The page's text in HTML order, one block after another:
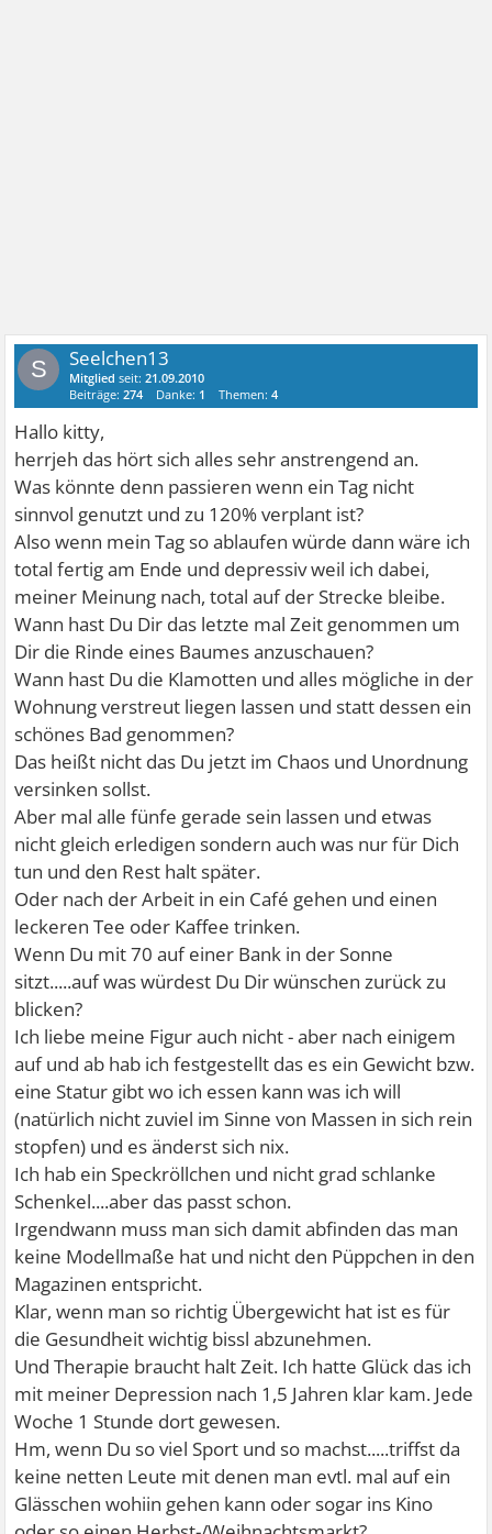
S Seelchen13
Mitglied seit:21.09.2010
Beiträge:274 Danke: 1 Themen:4
Hallo kitty,
herrjeh das hört sich alles sehr anstrengend an.
Was könnte denn passieren wenn ein Tag nicht
sinnvol genutzt und zu 120% verplant ist?
Also wenn mein Tag so ablaufen würde dann wäre ich
total fertig am Ende und depressiv weil ich dabei,
meiner Meinung nach, total auf der Strecke bleibe.
Wann hast Du Dir das letzte mal Zeit genommen um
Dir die Rinde eines Baumes anzuschauen?
Wann hast Du die Klamotten und alles mögliche in der
Wohnung verstreut liegen lassen und statt dessen ein
schönes Bad genommen?
Das heißt nicht das Du jetzt im Chaos und Unordnung
versinken sollst.
Aber mal alle fünfe gerade sein lassen und etwas
nicht gleich erledigen sondern auch was nur für Dich
tun und den Rest halt später.
Oder nach der Arbeit in ein Café gehen und einen
leckeren Tee oder Kaffee trinken.
Wenn Du mit 70 auf einer Bank in der Sonne
sitzt.....auf was würdest Du Dir wünschen zurück zu
blicken?
Ich liebe meine Figur auch nicht - aber nach einigem
auf und ab hab ich festgestellt das es ein Gewicht bzw.
eine Statur gibt wo ich essen kann was ich will
(natürlich nicht zuviel im Sinne von Massen in sich rein
stopfen) und es änderst sich nix.
Ich hab ein Speckröllchen und nicht grad schlanke
Schenkel....aber das passt schon.
Irgendwann muss man sich damit abfinden das man
keine Modellmaße hat und nicht den Püppchen in den
Magazinen entspricht.
Klar, wenn man so richtig Übergewicht hat ist es für
die Gesundheit wichtig bissl abzunehmen.
Und Therapie braucht halt Zeit. Ich hatte Glück das ich
mit meiner Depression nach 1,5 Jahren klar kam. Jede
Woche 1 Stunde dort gewesen.
Hm, wenn Du so viel Sport und so machst.....triffst da
keine netten Leute mit denen man evtl. mal auf ein
Glässchen wohiin gehen kann oder sogar ins Kino